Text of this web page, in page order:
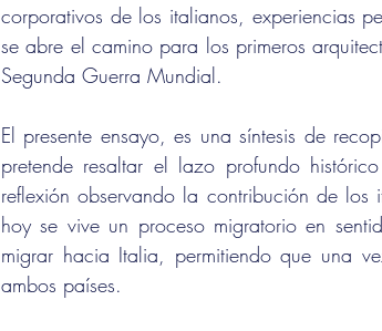
corporativos de los italianos, experiencias
se abre el camino para los primeros
Segunda Guerra Mundial.
El presente ensayo, es una síntesis de
pretende resaltar el lazo profundo
reflexión observando la contribución de
hoy se vive un proceso migratorio en
migrar hacia Italia, permitiendo que una
ambos países.